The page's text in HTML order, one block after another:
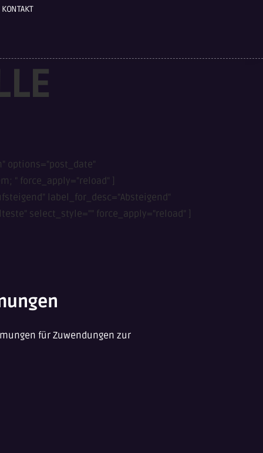
KONTAKT
options="post_date"
" force_apply="reload" ]
label_for_desc="Absteigend"
select_style="" force_apply="reload" ]
für Zuwendungen zur